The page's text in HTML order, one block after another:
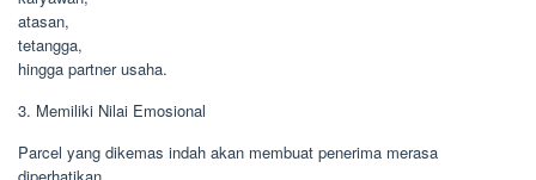
atasan,
tetangga,
hingga partner usaha.
3. Memiliki Nilai Emosional
Parcel yang dikemas indah akan membuat penerima merasa